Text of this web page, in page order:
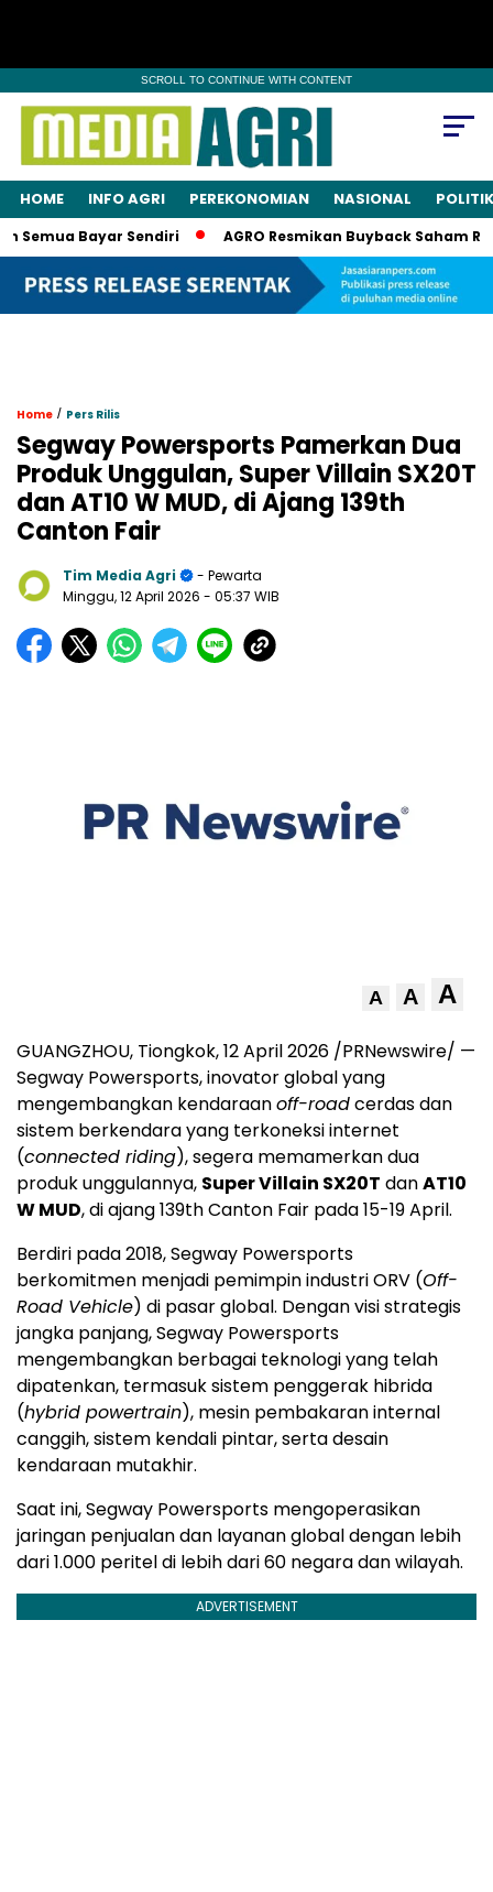
SCROLL TO CONTINUE WITH CONTENT
HOME INFO AGRI PEREKONOMIAN NASIONAL POLITIK
Bayar Sendiri AGRO Resmikan Buyback Saham
Home / Pers Rilis
Segway Powersports Pamerkan Dua
Produk Unggulan, Super Villain SX20T
dan AT10 W MUD, di Ajang 139th
Canton Fair
Tim Media Agri
- Pewarta
Minggu, 12 April 2026 - 05:37 WIB
A A A
GUANGZHOU, Tiongkok, 12 April 2026 /PRNewswire/ —
Segway Powersports, inovator global yang
mengembangkan kendaraanoff-roadcerdas dan
sistem berkendara yang terkoneksi internet
(connected riding), segera memamerkan dua
produk unggulannya, Super Villain SX20T danAT10
W MUD, di ajang 139thCanton Fair pada 15-19 April.
Berdiri pada 2018, Segway Powersports
berkomitmen menjadi pemimpin industri ORV (Off-
Road Vehicle) di pasar global. Dengan visi strategis
jangka panjang, Segway Powersports
mengembangkan berbagai teknologi yang telah
dipatenkan, termasuk sistem penggerak hibrida
(hybrid powertrain), mesin pembakaran internal
canggih, sistem kendali pintar, serta desain
kendaraan mutakhir.
Saat ini, Segway Powersports mengoperasikan
jaringan penjualan dan layanan global dengan lebih
dari 1.000 peritel di lebih dari 60 negara dan wilayah.
ADVERTISEMENT